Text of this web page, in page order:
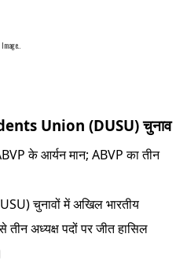
Image..
Union (DUSU) चुनाव
के आर्यन मान; ABVP का तीन
चुनावों में अखिल भारतीय
तीन अध्यक्ष पदों पर जीत हासिल